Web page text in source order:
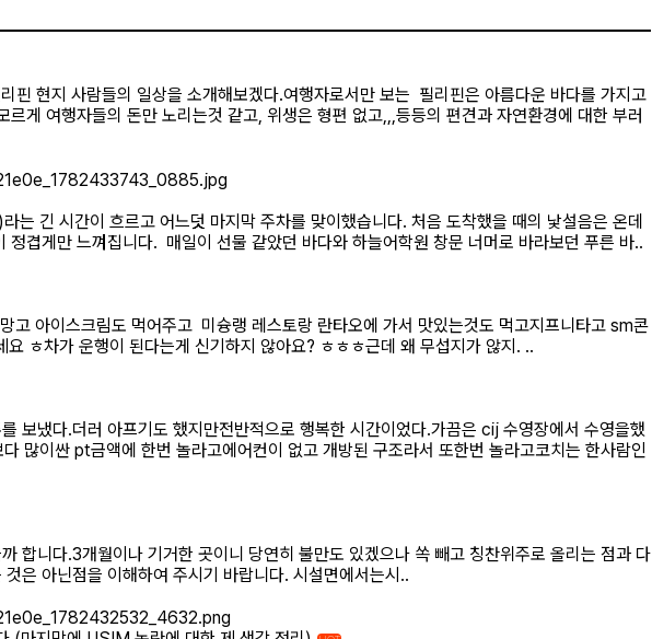
핀 현지 사람들의 일상을 소개해보겠다.여행자로서만 보는 필리핀은 아름다운 바다를 가지고
게 여행자들의 돈만 노리는것 같고, 위생은 형편 없고,,,등등의 편견과 자연환경에 대한 부러
는 긴 시간이 흐르고 어느덧 마지막 주차를 맞이했습니다. 처음 도착했을 때의 낯설음은 온데
겹게만 느껴집니다. ​ 매일이 선물 같았던 바다와 하늘​어학원 창문 너머로 바라보던 푸른 바..
고 아이스크림도 먹어주고​ ​미슝랭 레스토랑 란타오에 가서 맛있는것도 먹고지프니타고 sm콘
ㅎ​차가 운행이 된다는게 신기하지 않아요? ㅎㅎㅎ근데 왜 무섭지가 않지. ..
보냈다.더러 아프기도 했지만전반적으로 행복한 시간이었다.가끔은 cij 수영장에서 수영을했
많이싼 pt금액에 한번 놀라고에어컨이 없고 개방된 구조라서 또한번 놀라고코치는 한사람인
합니다.3개월이나 기거한 곳이니 당연히 불만도 있겠으나 쏙 빼고 칭찬위주로 올리는 점과 다
은 아닌점을 이해하여 주시기 바랍니다. ​시설면에서는시..